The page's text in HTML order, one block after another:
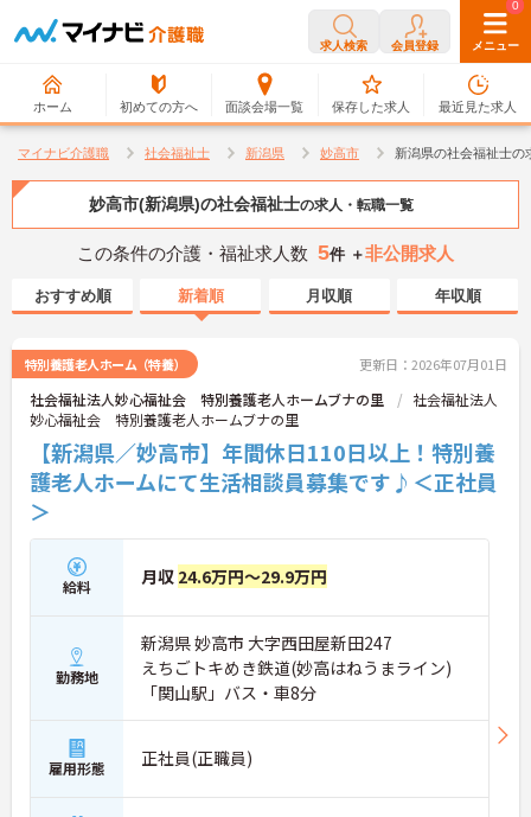
求人検索 会員登録 メニュー
ホーム 初めての方へ 面談会場一覧
0
保存した求人
0
最近見た求人
マイナビ介護職 社会福祉士 新潟県 妙高市 新潟県の社会福祉士の
妙高市(新潟県)の社会福祉士の求人・転職一覧
この条件の介護・福祉求人数 5件 ＋非公開求人
おすすめ順 新着順 月収順 年収順
特別養護老人ホーム（特養） 更新日：2026年07月01日
社会福祉法人妙心福祉会 特別養護老人ホームブナの里
社会福祉法人
妙心福祉会 特別養護老人ホームブナの里
【新潟県／妙高市】年間休日110日以上！特別養
護老人ホームにて生活相談員募集です♪＜正社員
＞
給料 月収 24.6万円～29.9万円
勤務地
新潟県 妙高市 大字西田屋新田247
えちごトキめき鉄道(妙高はねうまライン)
「関山駅」バス・車8分
雇用形態 正社員(正職員)